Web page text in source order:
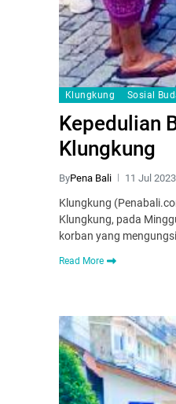
Klungkung Sosial
Kepedulian
Klungkung
ByPena Bali 11 Jul 2023
Klungkung
Klungkung, pada
korban yang
Read More